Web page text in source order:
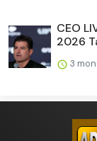
CEO
2026
3